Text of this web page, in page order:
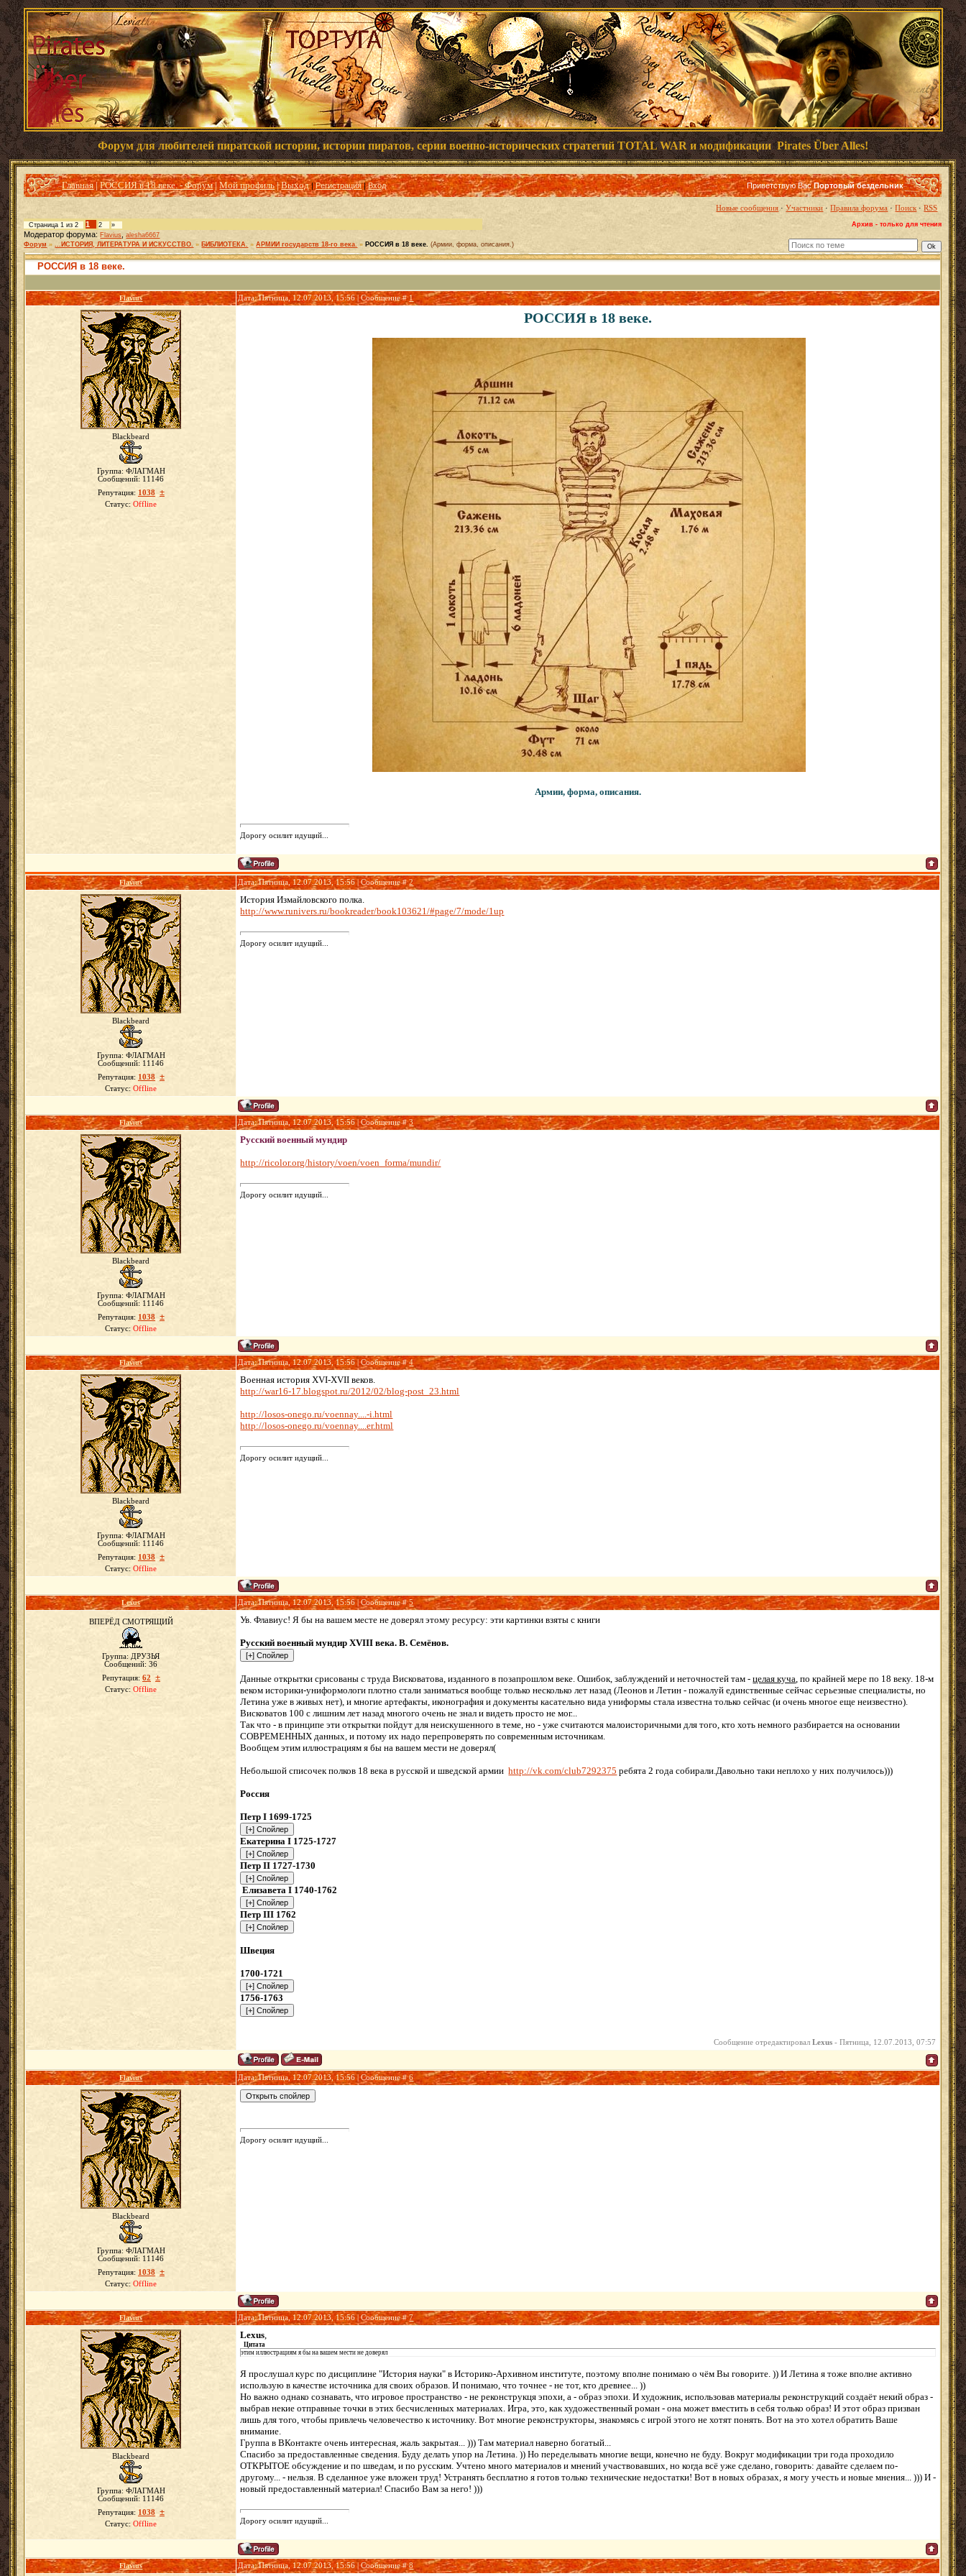
Форум для любителейпиратской истории,истории пиратов,серии военно-исторических стратегий TOTAL WAR и модификацииPirates Über Alles!
Главная|РОССИЯ в 18 веке. - Форум|Мой профиль|Выход|Регистрация|Вход Приветствую Вас Портовый бездельник
Новые сообщения ·Участники ·Правила форума ·Поиск ·RSS
Страница1 из2 1 2 » Архив - только для чтения
Модератор форума:Flavius ,alesha6667
Форум » ...ИСТОРИЯ, ЛИТЕРАТУРА И ИСКУССТВО. » БИБЛИОТЕКА. » АРМИИ государств 18-го века. » РОССИЯ в 18 веке. (Армии, форма, описания.)
РОССИЯ в 18 веке.
Flavius Дата: Пятница, 12.07.2013, 15:56 | Сообщение #1
Blackbeard
Группа: ФЛАГМАН
Сообщений: 11146
Репутация: 1038 ±
Статус:Offline
РОССИЯ в 18 веке.
Армии, форма, описания.
Дорогу осилит идущий...
Flavius Дата: Пятница, 12.07.2013, 15:56 | Сообщение #2
Blackbeard
Группа: ФЛАГМАН
Сообщений: 11146
Репутация: 1038 ±
Статус:Offline
История Измайловского полка.
http://www.runivers.ru/bookreader/book103621/#page/7/mode/1up
Дорогу осилит идущий...
Flavius Дата: Пятница, 12.07.2013, 15:56 | Сообщение #3
Blackbeard
Группа: ФЛАГМАН
Сообщений: 11146
Репутация: 1038 ±
Статус:Offline
Русский военный мундир
http://ricolor.org/history/voen/voen_forma/mundir/
Дорогу осилит идущий...
Flavius Дата: Пятница, 12.07.2013, 15:56 | Сообщение #4
Blackbeard
Группа: ФЛАГМАН
Сообщений: 11146
Репутация: 1038 ±
Статус:Offline
Военная история XVI-XVII веков.
http://war16-17.blogspot.ru/2012/02/blog-post_23.html
http://losos-onego.ru/voennay....-i.html
http://losos-onego.ru/voennay....er.html
Дорогу осилит идущий...
Lexus Дата: Пятница, 12.07.2013, 15:56 | Сообщение #5
ВПЕРЁД СМОТРЯЩИЙ
Группа: ДРУЗЬЯ
Сообщений:36
Репутация: 62 ±
Статус:Offline
Ув. Флавиус! Я бы на вашем месте не доверял этому ресурсу: эти картинки взяты с книги
Русский военный мундир XVIII века. В. Семёнов.
Данные открытки срисованы с труда Висковатова, изданного в позапрошлом веке. Ошибок, заблуждений и неточностей там -целая куча, по крайней мере по 18 веку. 18-м
веком историки-униформологи плотно стали заниматься вообще только несколько лет назад (Леонов и Летин - пожалуй единственные сейчас серьезные специалисты, но
Летина уже в живых нет), и многие артефакты, иконография и документы касательно вида униформы стала известна только сейчас (и очень многое еще неизвестно).
Висковатов 100 с лишним лет назад многого очень не знал и видеть просто не мог...
Так что - в принципе эти открытки пойдут для неискушенного в теме, но - уже считаются малоисторичными для того, кто хоть немного разбирается на основании
СОВРЕМЕННЫХ данных, и потому их надо перепроверять по современным источникам.
Вообщем этим иллюстрациям я бы на вашем мести не доверял(
Небольшой списочек полков 18 века в русской и шведской армииhttp://vk.com/club7292375 ребята 2 года собирали.Давольно таки неплохо у них получилось)))
Россия
Петр I 1699-1725
Екатерина I 1725-1727
Петр II 1727-1730
Елизавета I 1740-1762
Петр III 1762
Швеция
1700-1721
1756-1763
Сообщение отредактировалLexus -Пятница, 12.07.2013, 07:57
Flavius Дата: Пятница, 12.07.2013, 15:56 | Сообщение #6
Blackbeard
Группа: ФЛАГМАН
Сообщений: 11146
Репутация: 1038 ±
Статус:Offline
Дорогу осилит идущий...
Flavius Дата: Пятница, 12.07.2013, 15:56 | Сообщение #7
Blackbeard
Группа: ФЛАГМАН
Сообщений: 11146
Репутация: 1038 ±
Статус:Offline
Lexus,
Цитата
этим иллюстрациям я бы на вашем мести не доверял
Я прослушал курс по дисциплине "История науки" в Историко-Архивном институте, поэтому вполне понимаю о чём Вы говорите. )) И Летина я тоже вполне активно
использую в качестве источника для своих образов. И понимаю, что точнее - не тот, кто древнее... ))
Но важно однако сознавать, что игровое пространство - не реконструкця эпохи, а - образ эпохи. И художник, использовав материалы реконструкций создаёт некий образ -
выбрав некие отправные точки в этих бесчисленных материалах. Игра, это, как художественный роман - она может вместить в себя только образ! И этот образ призван
лишь для того, чтобы привлечь человечество к источнику. Вот многие реконструкторы, знакомясь с игрой этого не хотят понять. Вот на это хотел обратить Ваше
внимание.
Группа в ВКонтакте очень интересная, жаль закрытая... ))) Там материал наверно богатый...
Спасибо за предоставленные сведения. Буду делать упор на Летина. )) Но переделывать многие вещи, конечно не буду. Вокруг модификации три года проходило
ОТКРЫТОЕ обсуждение и по шведам, и по русским. Учтено много материалов и мнений участвовавших, но когда всё уже сделано, говорить: давайте сделаем по-
другому... - нельзя. В сделанное уже вложен труд! Устранять бесплатно я готов только технические недостатки! Вот в новых образах, я могу учесть и новые мнения... ))) И -
новый предоставленный материал! Спасибо Вам за него! )))
Дорогу осилит идущий...
Flavius Дата: Пятница, 12.07.2013, 15:56 | Сообщение #8